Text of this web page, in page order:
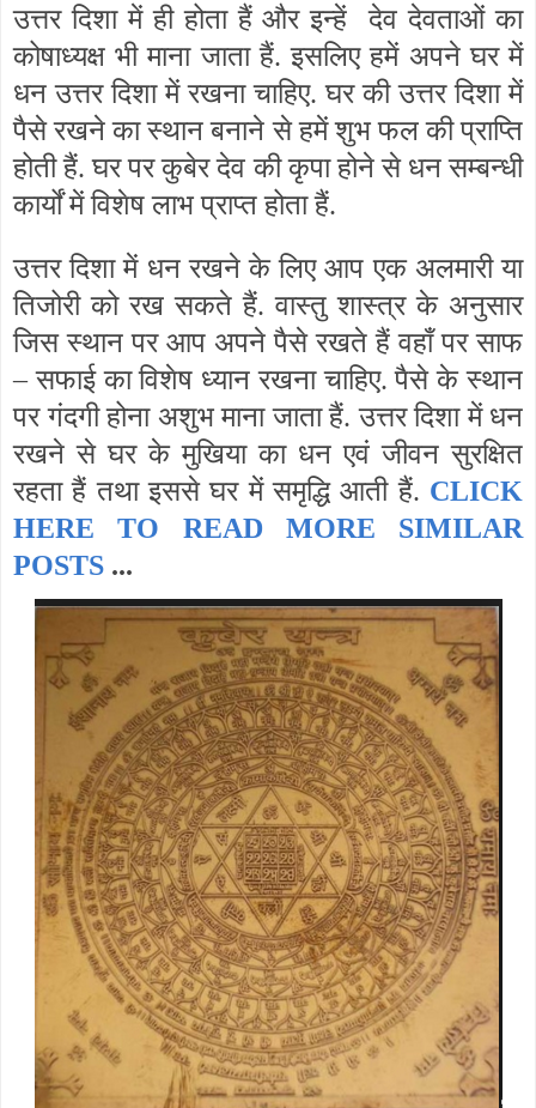
उत्तर दिशा में ही होता हैं और इन्हें देव देवताओं का
कोषाध्यक्ष भी माना जाता हैं. इसलिए हमें अपने घर में
धन उत्तर दिशा में रखना चाहिए. घर की उत्तर दिशा में
पैसे रखने का स्थान बनाने से हमें शुभ फल की प्राप्ति
होती हैं. घर पर कुबेर देव की कृपा होने से धन सम्बन्धी
कार्यों में विशेष लाभ प्राप्त होता हैं.
उत्तर दिशा में धन रखने के लिए आप एक अलमारी या
तिजोरी को रख सकते हैं. वास्तु शास्त्र के अनुसार
जिस स्थान पर आप अपने पैसे रखते हैं वहाँ पर साफ
– सफाई का विशेष ध्यान रखना चाहिए. पैसे के स्थान
पर गंदगी होना अशुभ माना जाता हैं. उत्तर दिशा में धन
रखने से घर के मुखिया का धन एवं जीवन सुरक्षित
रहता हैं तथा इससे घर में समृद्धि आती हैं. CLICK
HERE TO READ MORE SIMILAR
POSTS ...